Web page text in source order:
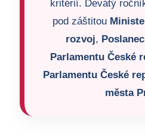
kritérií. Devátý
pod záštitou
rozvoj,
Parlamentu České
Parlamentu České
města